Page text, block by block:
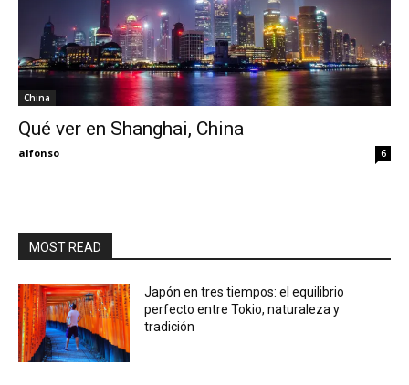
My
China
Qué ver en Shanghai, China
alfonso 6
MOST READ
Japón en tres tiempos: el equilibrio
perfecto entre Tokio, naturaleza y
tradición